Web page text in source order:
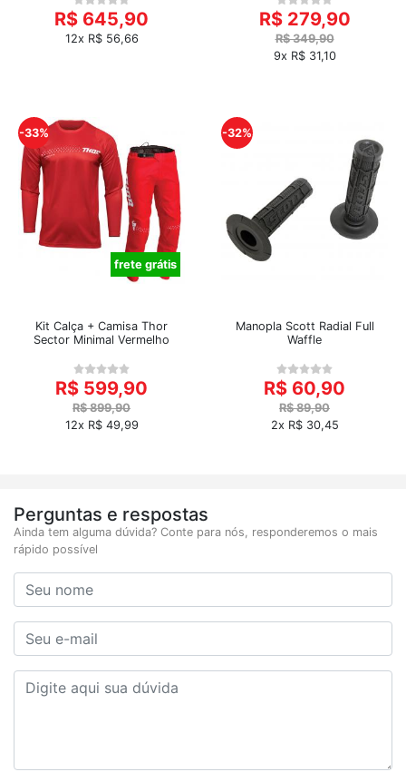
R$ 645,90
12x R$ 56,66
R$ 279,90
R$ 349,90
9x R$ 31,10
-33%
frete grátis
Kit Calça + Camisa Thor
Sector Minimal Vermelho
R$ 599,90
R$ 899,90
12x R$ 49,99
-32%
Manopla Scott Radial Full
Waffle
R$ 60,90
R$ 89,90
2x R$ 30,45
Perguntas e respostas
Ainda tem alguma dúvida? Conte para nós, responderemos o mais
rápido possível